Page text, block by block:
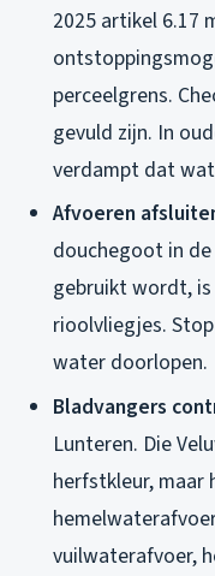
2025 artikel 6.17
perceelgrens.
gevuld zijn. In
verdampt dat
Afvoeren
douchegoot in
gebruikt wordt,
rioolvliegjes.
water doorlopen.
Bladvangers
Lunteren. Die
herfstkleur, maar
vuilwaterafvoer,